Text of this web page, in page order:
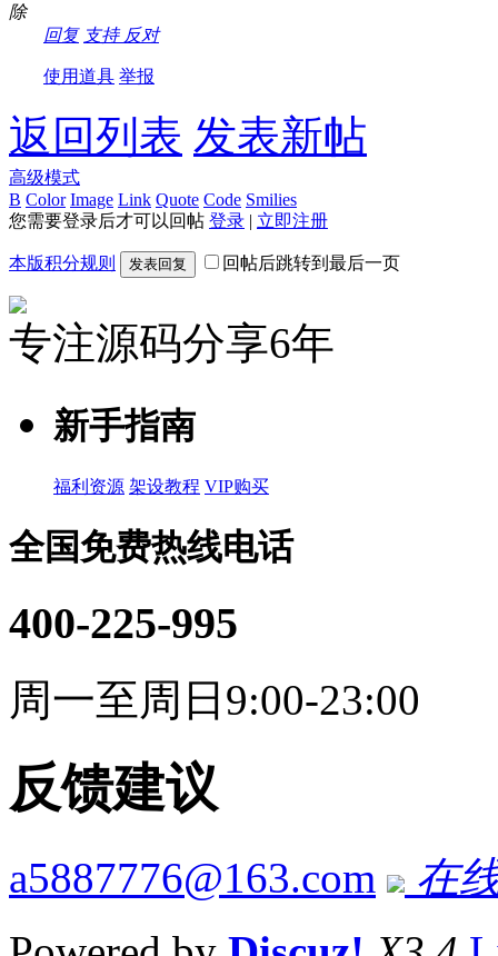
除
回复 支持 反对
使用道具 举报
返回列表 发表新帖
高级模式
B Color Image Link Quote Code Smilies
您需要登录后才可以回帖 登录 | 立即注册
本版积分规则 发表回复 回帖后跳转到最后一页
专注源码分享6年
新手指南
福利资源 架设教程 VIP购买
全国免费热线电话
400-225-995
周一至周日9:00-23:00
反馈建议
a5887776@163.com
在